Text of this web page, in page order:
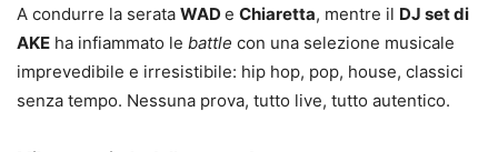
A condurre la serata WAD e Chiaretta, mentre il DJ set di
AKE ha infiammato le battle con una selezione musicale
imprevedibile e irresistibile: hip hop, pop, house, classici
senza tempo. Nessuna prova, tutto live, tutto autentico.